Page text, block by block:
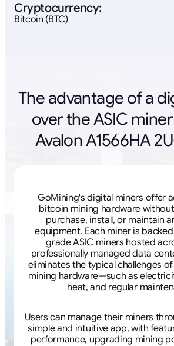
Cryptocurrency:
Bitcoin (BTC)
The advantage of a
over the ASIC
Avalon A1566HA
GoMining's digital miners offer
bitcoin mining hardware
purchase, install, or maintain
equipment. Each miner is
grade ASIC miners hosted
professionally managed data
eliminates the typical challenges
mining hardware—such as
heat, and regular
Users can manage their miners
simple and intuitive app, with
performance, upgrading mining